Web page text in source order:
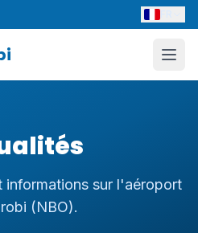
informations sur l'aéroport
(NBO).